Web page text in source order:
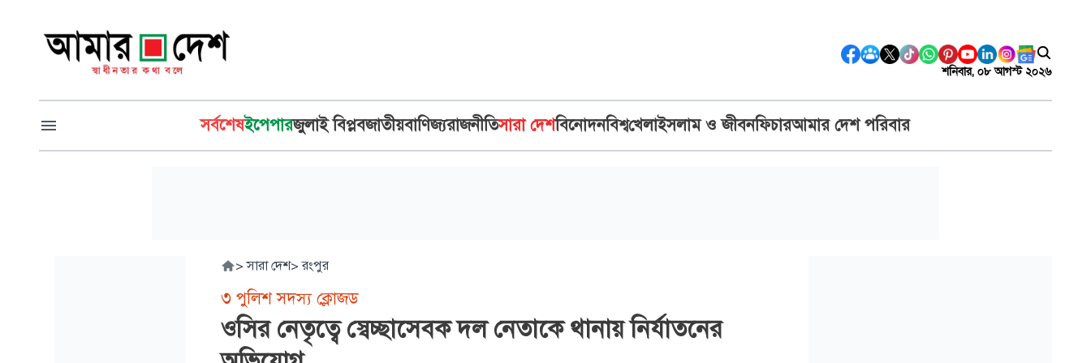
শনিবার, ০৮ আগস্ট ২০২৬
সর্বশেষইপেপারজুলাই বিপ্লবজাতীয়বাণিজ্যরাজনীতিসারা দেশবিনোদনবিশ্বখেলাইসলাম ও জীবনফিচারআমার দেশ পরিবার
> সারা দেশ> রংপুর
৩ পুলিশ সদস্য ক্লোজড
ওসির নেতৃত্বে স্বেচ্ছাসেবক দল নেতাকে থানায় নির্যাতনের